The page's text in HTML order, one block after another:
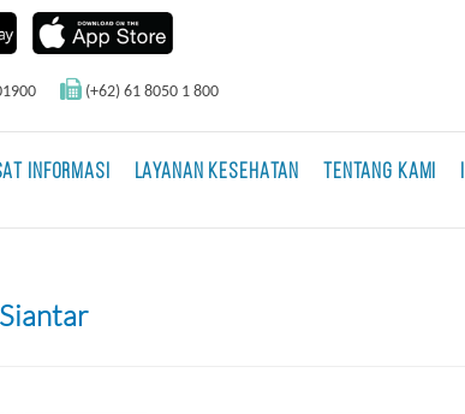
(+62) 61 8050 1 800
INFORMASI LAYANAN KESEHATAN TENTANG KAMI